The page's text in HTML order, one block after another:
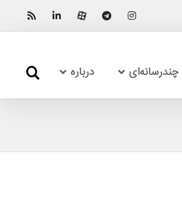
چندرسانه‌ای درباره